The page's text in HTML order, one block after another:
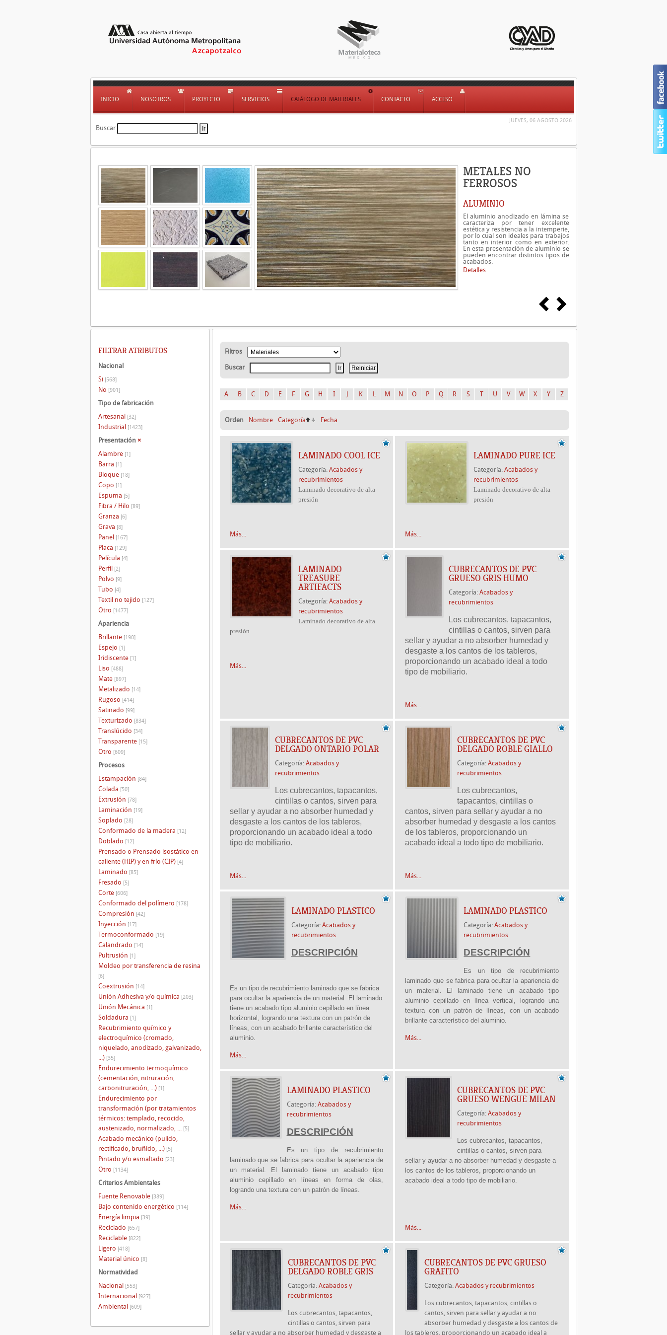
INICIO NOSOTROS PROYECTO SERVICIOS CATÁLOGO DE MATERIALES CONTACTO ACCESO
JUEVES, 06 AGOSTO 2026
Buscar
METALES NO
FERROSOS
ALUMINIO
El aluminio anodizado en lámina se
caracteriza por tener excelente
estética y resistencia a la intemperie,
por lo cual son ideales para trabajos
tanto en interior como en exterior.
En esta presentación de aluminio se
pueden encontrar distintos tipos de
acabados.
Detalles
Filtros
Buscar
A B C D E F G H I K L M N O P Q R S T U V W X Y Z
Orden Nombre Categoría Fecha
LAMINADO COOL ICE
Categoría: Acabados y
recubrimientos
Laminado decorativo de alta
presión
Más...
LAMINADO PURE ICE
Categoría:Acabados y
recubrimientos
Laminado decorativo de alta
presión
Más...
LAMINADO
TREASURE
ARTIFACTS
Categoría: Acabados y
recubrimientos
Laminado decorativo de alta
presión
Más...
CUBRECANTOS DE PVC
GRUESO GRIS HUMO
Categoría:Acabados y
recubrimientos
Los cubrecantos, tapacantos,
cintillas o cantos, sirven para
sellar y ayudar a no absorber humedad y
desgaste a los cantos de los tableros,
proporcionando un acabado ideal a todo
tipo de mobiliario.
Más...
CUBRECANTOS DE PVC
DELGADO ONTARIO POLAR
Categoría: Acabados y
recubrimientos
Los cubrecantos, tapacantos,
cintillas o cantos, sirven para
sellar y ayudar a no absorber humedad y
desgaste a los cantos de los tableros,
proporcionando un acabado ideal a todo
tipo de mobiliario.
Más...
CUBRECANTOS DE PVC
DELGADO ROBLE GIALLO
Categoría:Acabados y
recubrimientos
Los cubrecantos,
tapacantos, cintillas o
cantos, sirven para sellar y ayudar a no
absorber humedad y desgaste a los cantos
de los tableros, proporcionando un
acabado ideal a todo tipo de mobiliario.
Más...
LAMINADO PLASTICO
Categoría: Acabados y
recubrimientos
DESCRIPCIÓN
Es un tipo de recubrimiento laminado que se fabrica
para ocultar la apariencia de un material. El laminado
tiene un acabado tipo aluminio cepillado en línea
horizontal, logrando una textura con un patrón de
líneas, con un acabado brillante característico del
aluminio.
Más...
LAMINADO PLASTICO
Categoría:Acabados y
recubrimientos
DESCRIPCIÓN
Es un tipo de recubrimiento
laminado que se fabrica para ocultar la apariencia de
un material. El laminado tiene un acabado tipo
aluminio cepillado en línea vertical, logrando una
textura con un patrón de líneas, con un acabado
brillante característico del aluminio.
Más...
LAMINADO PLASTICO
Categoría: Acabados y
recubrimientos
DESCRIPCIÓN
Es un tipo de recubrimiento
laminado que se fabrica para ocultar la apariencia de
un material. El laminado tiene un acabado tipo
aluminio cepillado en líneas en forma de olas,
logrando una textura con un patrón de líneas.
Más...
CUBRECANTOS DE PVC
GRUESO WENGUE MILAN
Categoría:Acabados y
recubrimientos
Los cubrecantos, tapacantos,
cintillas o cantos, sirven para
sellar y ayudar a no absorber humedad y desgaste a
los cantos de los tableros, proporcionando un
acabado ideal a todo tipo de mobiliario.
Más...
CUBRECANTOS DE PVC
DELGADO ROBLE GRIS
Categoría: Acabados y
recubrimientos
Los cubrecantos, tapacantos,
cintillas o cantos, sirven para
sellar y ayudar a no absorber humedad y desgaste a
CUBRECANTOS DE PVC GRUESO
GRAFITO
Categoría:Acabados y recubrimientos
Los cubrecantos, tapacantos, cintillas o
cantos, sirven para sellar y ayudar a no
absorber humedad y desgaste a los cantos de
los tableros, proporcionando un acabado ideal a
FILTRAR ATRIBUTOS
Nacional
Si [568]
No [901]
Tipo de fabricación
Artesanal [32]
Industrial [1423]
Presentación ×
Alambre [1]
Barra [1]
Bloque [18]
Copo [1]
Espuma [5]
Fibra / Hilo [89]
Granza [6]
Grava [8]
Panel [167]
Placa [129]
Película [4]
Perfil [2]
Polvo [9]
Tubo [4]
Textil no tejido [127]
Otro [1477]
Apariencia
Brillante [190]
Espejo [1]
Iridiscente [1]
Liso [488]
Mate [897]
Metalizado [14]
Rugoso [414]
Satinado [99]
Texturizado [834]
Translúcido [34]
Transparente [15]
Otro [609]
Procesos
Estampación [84]
Colada [50]
Extrusión [78]
Laminación [19]
Soplado [28]
Conformado de la madera [12]
Doblado [12]
Prensado o Prensado isostático en
caliente (HIP) y en frío (CIP) [4]
Laminado [85]
Fresado [5]
Corte [606]
Conformado del polímero [178]
Compresión [42]
Inyección [17]
Termoconformado [19]
Calandrado [14]
Pultrusión [1]
Moldeo por transferencia de resina
[6]
Coextrusión [14]
Unión Adhesiva y/o química [203]
Unión Mecánica [1]
Soldadura [1]
Recubrimiento químico y
electroquímico (cromado,
niquelado, anodizado, galvanizado,
...) [35]
Endurecimiento termoquímico
(cementación, nitruración,
carbonitruración, ...) [1]
Endurecimiento por
transformación (por tratamientos
térmicos: templado, recocido,
austenizado, normalizado, ...
[5]
Acabado mecánico (pulido,
rectificado, bruñido, ...) [5]
Pintado y/o esmaltado [23]
Otro [1134]
Criterios Ambientales
Fuente Renovable [389]
Bajo contenido energético [114]
Energía limpia [39]
Reciclado [657]
Reciclable [822]
Ligero [418]
Material único [8]
Normatividad
Nacional [553]
Internacional [927]
Ambiental [609]